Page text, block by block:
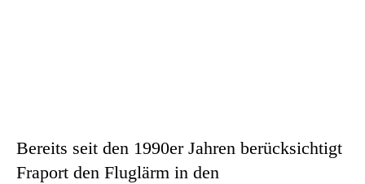
Bereits seit den 1990er Jahren berücksichtigt
Fraport den Fluglärm in den